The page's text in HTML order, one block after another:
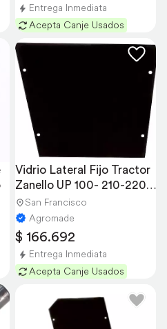
Entrega Inmediata
Acepta Canje Usados
Vidrio Lateral Fijo Tractor
Zanello UP 100- 210-220-
230San Francisco
Agromade
$ 166.692
Entrega Inmediata
Acepta Canje Usados